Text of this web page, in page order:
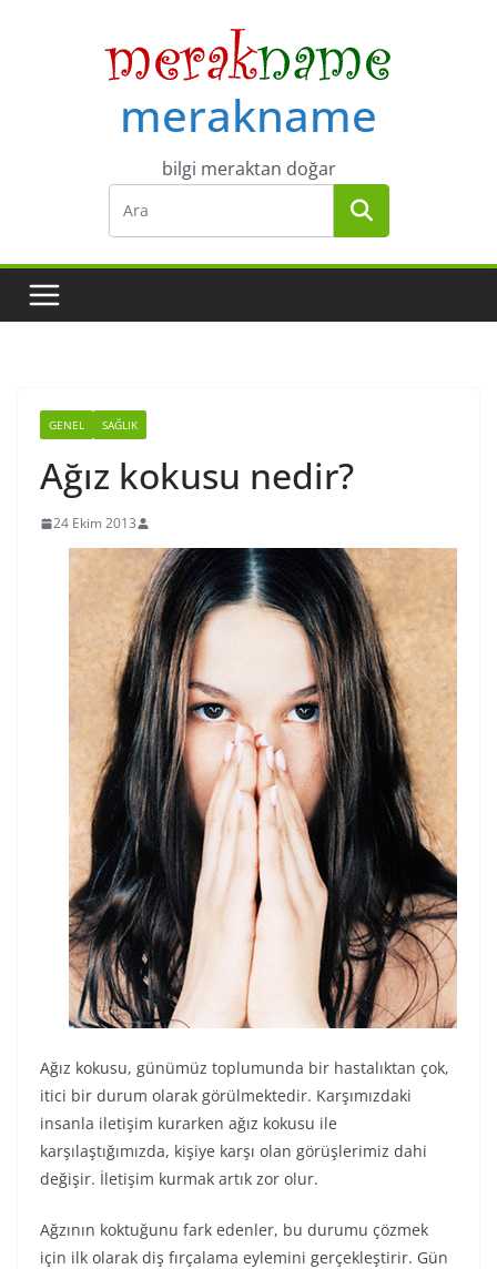
merakname
bilgi meraktan doğar
GENEL SAĞLIK
Ağız kokusu nedir?
24 Ekim 2013
Ağız kokusu, günümüz toplumunda bir hastalıktan çok,
itici bir durum olarak görülmektedir. Karşımızdaki
insanla iletişim kurarken ağız kokusu ile
karşılaştığımızda, kişiye karşı olan görüşlerimiz dahi
değişir. İletişim kurmak artık zor olur.
Ağzının koktuğunu fark edenler, bu durumu çözmek
için ilk olarak diş fırçalama eylemini gerçekleştirir. Gün